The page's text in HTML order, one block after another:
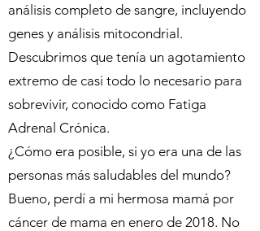
análisis completo de sangre, incluyendo
genes y análisis mitocondrial.
Descubrimos que tenía un agotamiento
extremo de casi todo lo necesario para
sobrevivir, conocido como Fatiga
Adrenal Crónica.
¿Cómo era posible, si yo era una de las
personas más saludables del mundo?
Bueno, perdí a mi hermosa mamá por
cáncer de mama en enero de 2018. No